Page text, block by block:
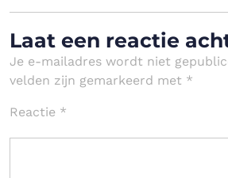
Laat een reactie
Je e-mailadres wordt niet
velden zijn gemarkeerd met *
Reactie *